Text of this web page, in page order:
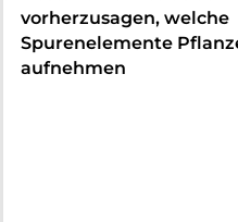
vorherzusagen, welche
Spurenelemente
aufnehmen